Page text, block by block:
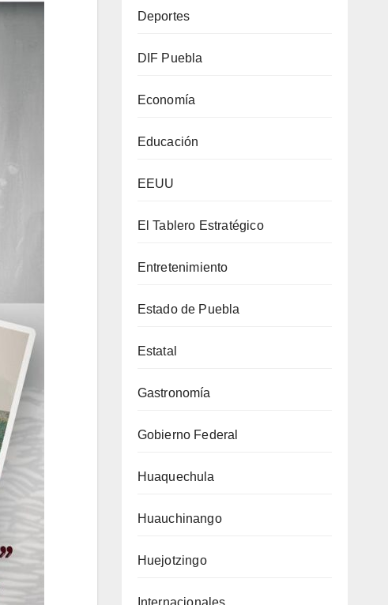
Deportes
DIF Puebla
Economía
Educación
EEUU
El Tablero Estratégico
Entretenimiento
Estado de Puebla
Estatal
Gastronomía
Gobierno Federal
Huaquechula
Huauchinango
Huejotzingo